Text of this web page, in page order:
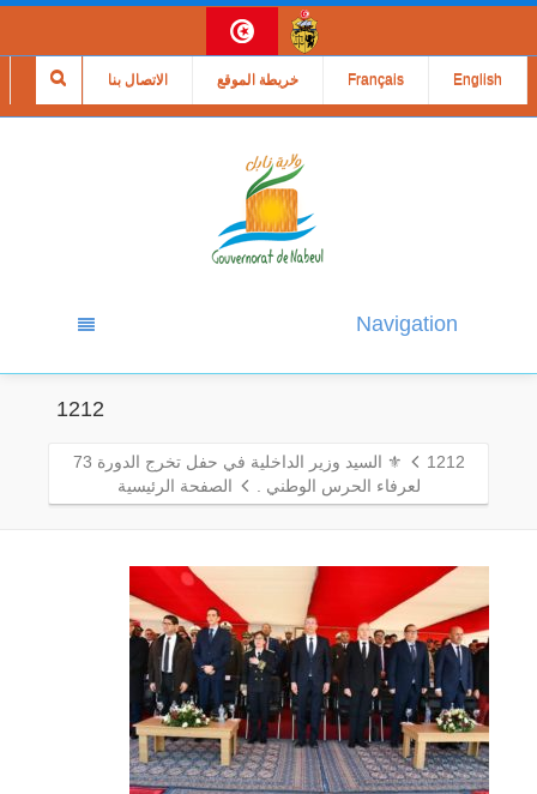
الاتصال بنا خريطة الموقع Français English
Navigation
1212
1212
⚜️ السيد وزير الداخلية في حفل تخرج الدورة 73
لعرفاء الحرس الوطني .
الصفحة الرئيسية